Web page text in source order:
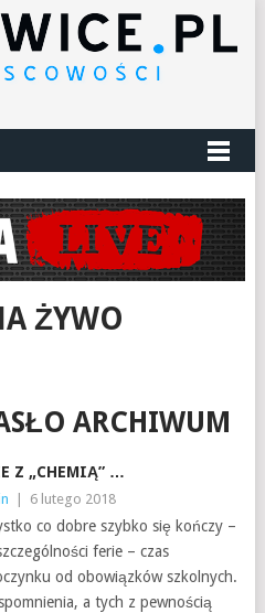
ŻYWO
ARCHIWUM
Z „CHEMIĄ” …
6 lutego 2018
co dobre szybko się kończy –
ferie – czas
od obowiązków szkolnych.
a tych z pewnością